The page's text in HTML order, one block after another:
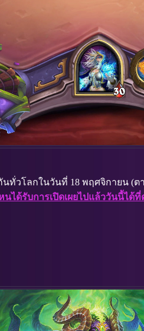
นทั่วโลกในวันที่ 18 พฤศจิกายน (ต
ได้รับการเปิดเผยไปแล้ววันนี้ได้